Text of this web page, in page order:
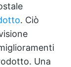
. Ciò
Una